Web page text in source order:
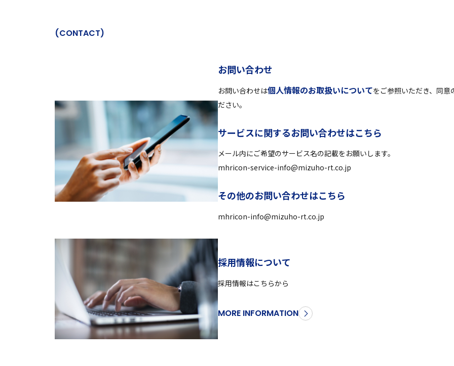
(CONTACT)
お問い合わせ
お問い合わせは個人情報のお取扱いについてをご参照いただき、同意
ださい。
サービスに関するお問い合わせはこちら
メール内にご希望のサービス名の記載をお願いします。
mhricon-service-info@mizuho-rt.co.jp
その他のお問い合わせはこちら
mhricon-info@mizuho-rt.co.jp
採用情報について
採用情報はこちらから
MORE INFORMATION